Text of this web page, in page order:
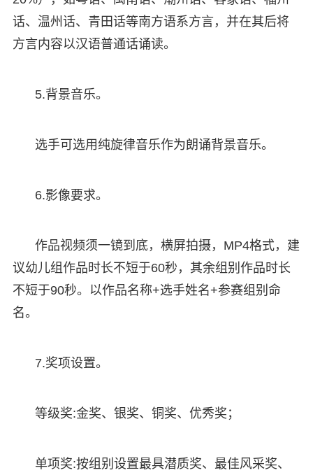
话、温州话、青田话等南方语系方言，并在其后将
方言内容以汉语普通话诵读。
5.背景音乐。
选手可选用纯旋律音乐作为朗诵背景音乐。
6.影像要求。
作品视频须一镜到底，横屏拍摄，MP4格式，建
议幼儿组作品时长不短于60秒，其余组别作品时长
不短于90秒。以作品名称+选手姓名+参赛组别命
名。
7.奖项设置。
等级奖:金奖、银奖、铜奖、优秀奖；
单项奖:按组别设置最具潜质奖、最佳风采奖、